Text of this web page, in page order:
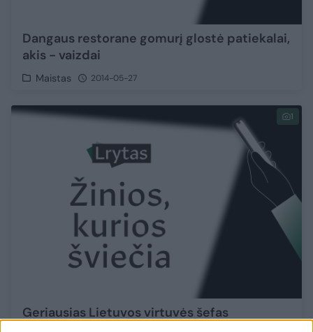
Dangaus restorane gomurį glostė patiekalai,
akis - vaizdai
Maistas 2014-05-27
1
Geriausias Lietuvos virtuvės šefas